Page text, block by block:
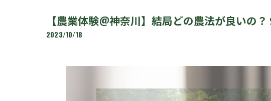
【農業体験@神奈川】結局どの農法が良いの
2023/10/18